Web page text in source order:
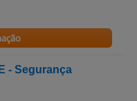
- Segurança